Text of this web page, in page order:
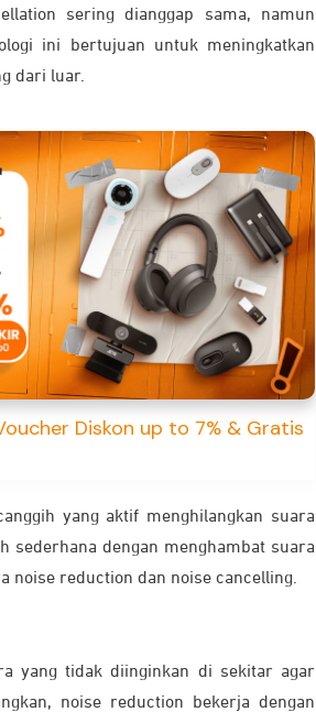
sering dianggap sama, namun
ini bertujuan untuk meningkatkan
dari luar.
Diskon up to 7% & Gratis
yang aktif menghilangkan suara
sederhana dengan menghambat suara
noise reduction dan noise cancelling.
yang tidak diinginkan di sekitar agar
noise reduction bekerja dengan